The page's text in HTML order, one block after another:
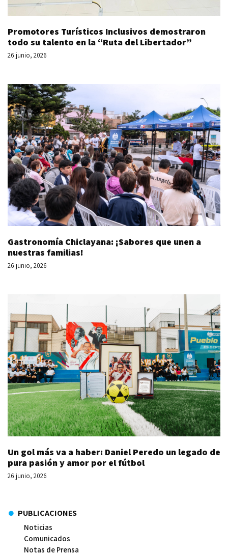
Promotores Turísticos Inclusivos demostraron
todo su talento en la “Ruta del Libertador”
26 junio, 2026
Gastronomía Chiclayana: ¡Sabores que unen a
nuestras familias!
26 junio, 2026
Un gol más va a haber: Daniel Peredo un legado de
pura pasión y amor por el fútbol
26 junio, 2026
PUBLICACIONES
Noticias
Comunicados
Notas de Prensa